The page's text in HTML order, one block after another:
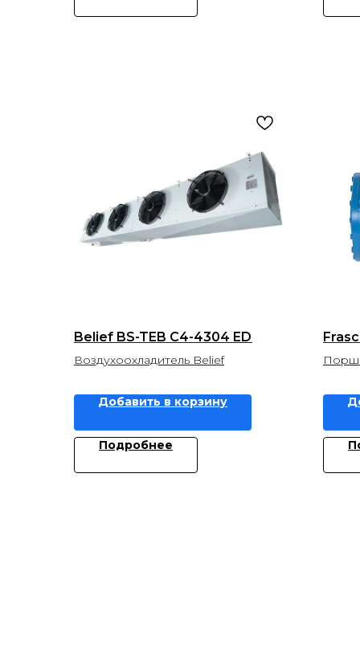
Belief BS-TEB C4-4304 ED
Воздухоохладитель Belief
Добавить в корзину
Подробнее